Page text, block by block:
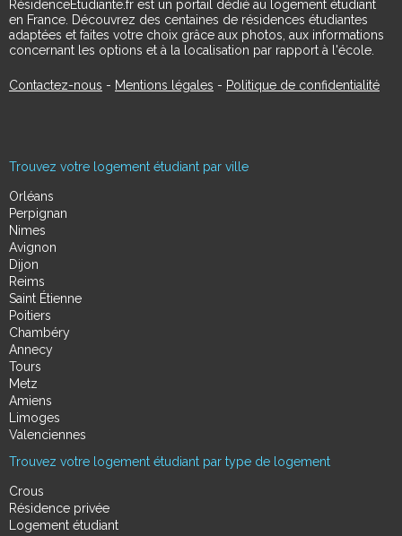
RésidenceÉtudiante.fr est un portail dédié au logement étudiant
en France. Découvrez des centaines de résidences étudiantes
adaptées et faites votre choix grâce aux photos, aux informations
concernant les options et à la localisation par rapport à l'école.
Contactez-nous - Mentions légales - Politique de confidentialité
Trouvez votre logement étudiant par ville
Orléans
Perpignan
Nimes
Avignon
Dijon
Reims
Saint Étienne
Poitiers
Chambéry
Annecy
Tours
Metz
Amiens
Limoges
Valenciennes
Trouvez votre logement étudiant par type de logement
Crous
Résidence privée
Logement étudiant